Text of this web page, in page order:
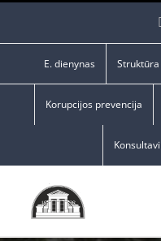
E. dienynas
Korupcijos prevencija